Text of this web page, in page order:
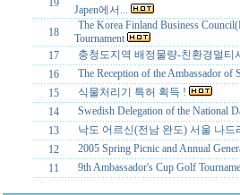
19
Japen에서...
18
The Korea Finland Business
Tournament
17
충청도지역 배정물량-친환경멀티
16
The Reception of the Ambassador of
15
식물처리기 특허 획득 !
14
Swedish Delegation of the National
13
낙도 어르신(전남 완도) 서울 나드
12
2005 Spring Picnic and Annual
11
9th Ambassador's Cup Golf